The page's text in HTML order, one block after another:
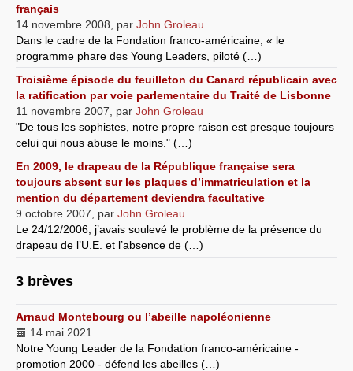
français
14 novembre 2008
par John Groleau
Dans le cadre de la Fondation franco-américaine, « le
programme phare des Young Leaders, piloté (…)
Troisième épisode du feuilleton du Canard républicain avec
la ratification par voie parlementaire du Traité de Lisbonne
11 novembre 2007
par John Groleau
"De tous les sophistes, notre propre raison est presque toujours
celui qui nous abuse le moins." (…)
En 2009, le drapeau de la République française sera
toujours absent sur les plaques d’immatriculation et la
mention du département deviendra facultative
9 octobre 2007
par John Groleau
Le 24/12/2006, j’avais soulevé le problème de la présence du
drapeau de l’U.E. et l’absence de (…)
3 brèves
Arnaud Montebourg ou l’abeille napoléonienne
14 mai 2021
Notre Young Leader de la Fondation franco-américaine -
promotion 2000 - défend les abeilles (…)